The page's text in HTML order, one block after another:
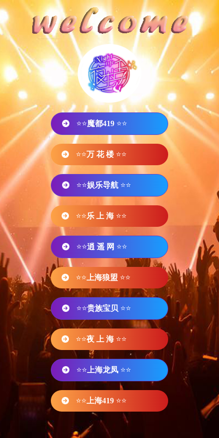
⭐⭐魔都419 ⭐⭐
⭐⭐万 花 楼 ⭐⭐
⭐⭐娱乐导航 ⭐⭐
⭐⭐乐 上 海 ⭐⭐
⭐⭐逍 遥 网 ⭐⭐
⭐⭐ 上海狼盟 ⭐⭐
⭐⭐贵族宝贝 ⭐⭐
⭐⭐夜 上 海 ⭐⭐
⭐⭐ 上海龙凤 ⭐⭐
⭐⭐ 上海419 ⭐⭐